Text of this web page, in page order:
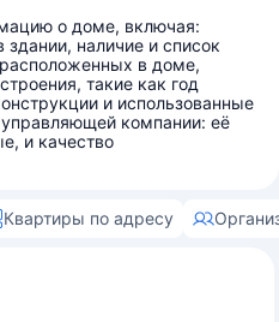
о доме, включая:
наличие и список
в доме,
такие как год
и использованные
компании: её
и качество
Квартиры по адресу